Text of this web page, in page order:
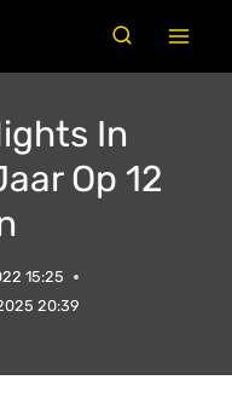
In
Op 12
15:25
20:39